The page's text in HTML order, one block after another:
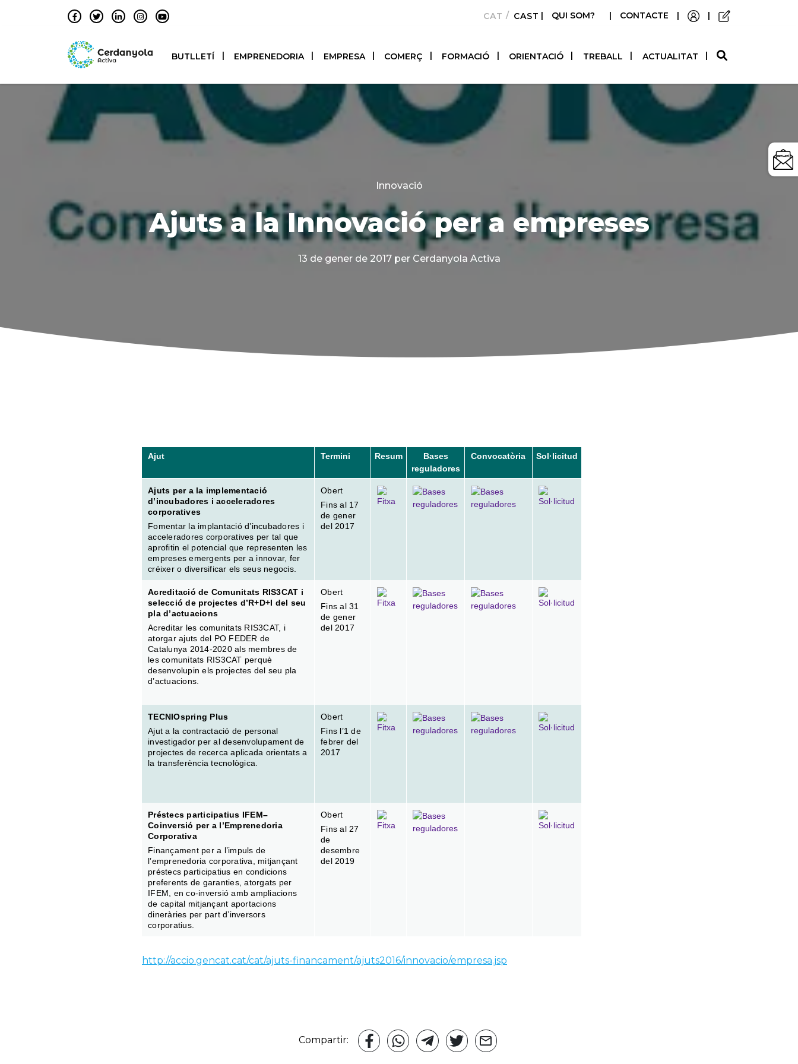
CATALÀCASTELLANO
| QUI SOM? | CONTACTE | |
BUTLLETÍ EMPRENEDORIA EMPRESA COMERÇ FORMACIÓ ORIENTACIÓ TREBALL ACTUALITAT
Categories
Innovació
Ajuts a la Innovació per a empreses
13 de gener de 2017 per Cerdanyola Activa
Ajut Termini Resum
Bases
reguladores
Convocatòria Sol·licitud
Ajuts per a la implementació
d’incubadores i acceleradores
corporatives
Fomentar la implantació d’incubadores i
acceleradores corporatives per tal que
aprofitin el potencial que representen les
empreses emergents per a innovar, fer
créixer o diversificar els seus negocis.
Obert
Fins al 17
de gener
del 2017
Acreditació de Comunitats RIS3CAT i
selecció de projectes d’R+D+I del seu
pla d’actuacions
Acreditar les comunitats RIS3CAT, i
atorgar ajuts del PO FEDER de
Catalunya 2014-2020 als membres de
les comunitats RIS3CAT perquè
desenvolupin els projectes del seu pla
d’actuacions.
Obert
Fins al 31
de gener
del 2017
TECNIOspring Plus
Ajut a la contractació de personal
investigador per al desenvolupament de
projectes de recerca aplicada orientats a
la transferència tecnològica.
Obert
Fins l’1 de
febrer del
2017
Préstecs participatius IFEM–
Coinversió per a l’Emprenedoria
Corporativa
Finançament per a l’impuls de
l’emprenedoria corporativa, mitjançant
préstecs participatius en condicions
preferents de garanties, atorgats per
IFEM, en co-inversió amb ampliacions
de capital mitjançant aportacions
dineràries per part d’inversors
corporatius.
Obert
Fins al 27
de
desembre
del 2019
http://accio.gencat.cat/cat/ajuts-financament/ajuts2016/innovacio/empresa.jsp
Compartir: